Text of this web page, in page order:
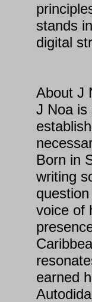
stands
digital
About J
J Noa is
Born in
writing
voice of
earned